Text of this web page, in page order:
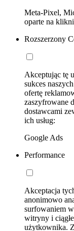
Meta-Pixel,
oparte na
Rozszerzony
Akceptując tę
sukces
ofertę
zaszyfrowane
dostawcami
ich usług:
Google Ads
Performance
Akceptacja
anonimowo
surfowaniem
witryny i
użytkownika.